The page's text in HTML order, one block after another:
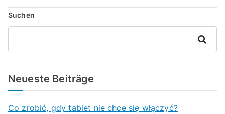
Suchen
Suchen
Neueste Beiträge
Co zrobić, gdy tablet nie chce się włączyć?